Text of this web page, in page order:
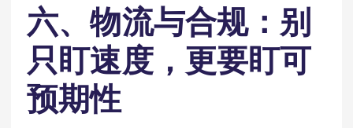
六、物流与合规：别
只盯速度，更要盯可
预期性